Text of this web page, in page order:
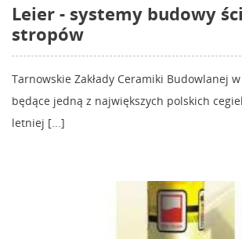
Leier - systemy budowy
stropów
Tarnowskie Zakłady Ceramiki Budowlanej
będące jedną z największych polskich
letniej [...]